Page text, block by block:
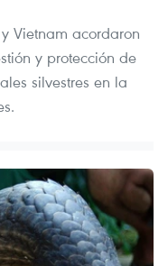
Vietnam acordaron
y protección de
silvestres en la